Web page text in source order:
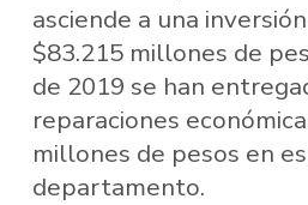
asciende a una
$83.215 millones de
de 2019 se han
reparaciones
millones de pesos en
departamento.